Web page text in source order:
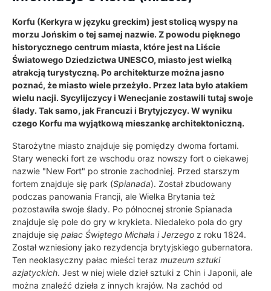
Korfu (Kerkyra w języku greckim) jest stolicą wyspy na
morzu Jońskim o tej samej nazwie. Z powodu pięknego
historycznego centrum miasta, które jest na Liście
Światowego Dziedzictwa UNESCO, miasto jest wielką
atrakcją turystyczną. Po architekturze można jasno
poznać, że miasto wiele przeżyło. Przez lata było atakiem
wielu nacji. Sycylijczycy i Wenecjanie zostawili tutaj swoje
ślady. Tak samo, jak Francuzi i Brytyjczycy. W wyniku
czego Korfu ma wyjątkową mieszankę architektoniczną.
Starożytne miasto znajduje się pomiędzy dwoma fortami.
Stary wenecki fort ze wschodu oraz nowszy fort o ciekawej
nazwie "New Fort" po stronie zachodniej. Przed starszym
fortem znajduje się park (Spianada). Został zbudowany
podczas panowania Francji, ale Wielka Brytania też
pozostawiła swoje ślady. Po północnej stronie Spianada
znajduje się pole do gry w krykieta. Niedaleko pola do gry
znajduje się pałac Świętego Michała i Jerzego z roku 1824.
Został wzniesiony jako rezydencja brytyjskiego gubernatora.
Ten neoklasyczny pałac mieści teraz muzeum sztuki
azjatyckich. Jest w niej wiele dzieł sztuki z Chin i Japonii, ale
można znaleźć dzieła z innych krajów. Na zachód od